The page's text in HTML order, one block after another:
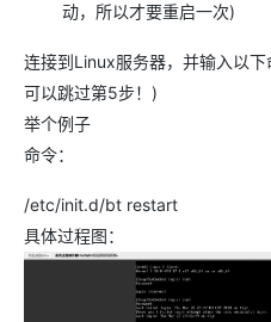
动，所以才要重启一次)
连接到Linux服务器，并输入以
可以跳过第5步！)
举个例子
命令：
/etc/init.d/bt restart
具体过程图：